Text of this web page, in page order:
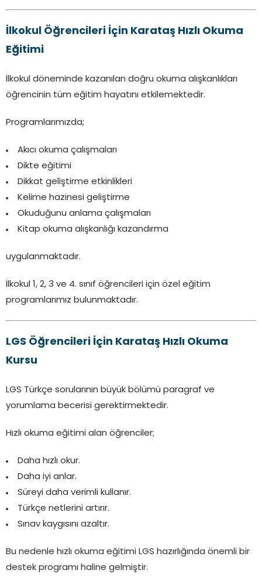
İlkokul Öğrencileri İçin Karataş Hızlı Okuma
Eğitimi
İlkokul döneminde kazanılan doğru okuma alışkanlıkları
öğrencinin tüm eğitim hayatını etkilemektedir.
Programlarımızda;
Akıcı okuma çalışmaları
Dikte eğitimi
Dikkat geliştirme etkinlikleri
Kelime hazinesi geliştirme
Okuduğunu anlama çalışmaları
Kitap okuma alışkanlığı kazandırma
uygulanmaktadır.
İlkokul 1, 2, 3 ve 4. sınıf öğrencileri için özel eğitim
programlarımız bulunmaktadır.
LGS Öğrencileri İçin Karataş Hızlı Okuma
Kursu
LGS Türkçe sorularının büyük bölümü paragraf ve
yorumlama becerisi gerektirmektedir.
Hızlı okuma eğitimi alan öğrenciler;
Daha hızlı okur.
Daha iyi anlar.
Süreyi daha verimli kullanır.
Türkçe netlerini artırır.
Sınav kaygısını azaltır.
Bu nedenle hızlı okuma eğitimi LGS hazırlığında önemli bir
destek programı haline gelmiştir.